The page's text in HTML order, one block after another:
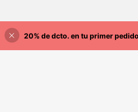
AÑADIR A LA
20% de dcto. en tu primer pedido